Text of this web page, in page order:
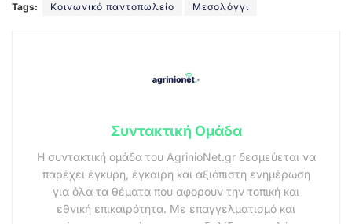
Tags: Κοινωνικό παντοπωλείο Μεσολόγγι
Συντακτική Ομάδα
Η συντακτική ομάδα του AgrinioNet.gr δεσμεύεται να
παρέχει έγκυρη, έγκαιρη και αξιόπιστη ενημέρωση
για όλα τα θέματα που αφορούν την τοπική και
εθνική επικαιρότητα. Με επαγγελματισμό και